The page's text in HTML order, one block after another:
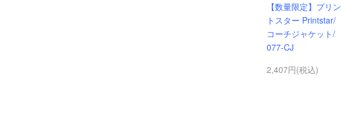
【数量限定】プリン
トスター Printstar/
コーチジャケット/
077-CJ
2,407円(税込)